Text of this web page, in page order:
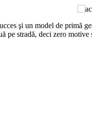
şi un model de primă
pe stradă, deci zero motive